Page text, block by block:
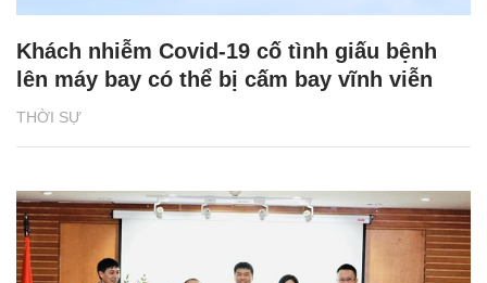
THỜI SỰ
Khách nhiễm Covid-19 cố tình giấu bệnh
lên máy bay có thể bị cấm bay vĩnh viễn